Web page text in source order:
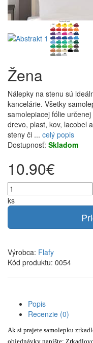
Žena
Nálepky na stenu sú
kancelárie. Všetky
samolepiacej fólie
drevo, plast, kov, lacobel
steny či ... celý popis
Dostupnosť: Skladom
10.90€
ks
Výrobca: Flafy
Kód produktu: 0054
Popis
Recenzie (0)
Ak si prajete samolepku
objednávky napíšte: